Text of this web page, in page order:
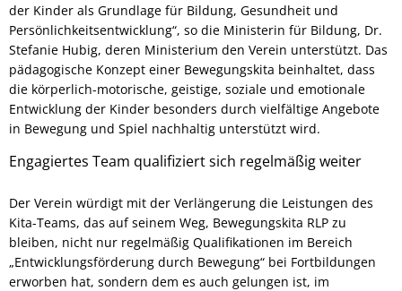
der Kinder als Grundlage für Bildung, Gesundheit und
Persönlichkeitsentwicklung“, so die Ministerin für Bildung, Dr.
Stefanie Hubig, deren Ministerium den Verein unterstützt. Das
pädagogische Konzept einer Bewegungskita beinhaltet, dass
die körperlich-motorische, geistige, soziale und emotionale
Entwicklung der Kinder besonders durch vielfältige Angebote
in Bewegung und Spiel nachhaltig unterstützt wird.
Engagiertes Team qualifiziert sich regelmäßig weiter
Der Verein würdigt mit der Verlängerung die Leistungen des
Kita-Teams, das auf seinem Weg, Bewegungskita RLP zu
bleiben, nicht nur regelmäßig Qualifikationen im Bereich
„Entwicklungsförderung durch Bewegung“ bei Fortbildungen
erworben hat, sondern dem es auch gelungen ist, im